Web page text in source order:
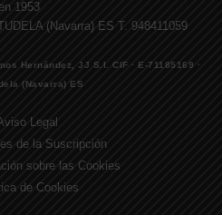
1953
(Navarra) ES T. 948411059
Hernández, JJ S.I. CIF · E-71185169 ·
(Navarra) ES
Legal
de la Suscripción
sobre las Cookies
de Cookies